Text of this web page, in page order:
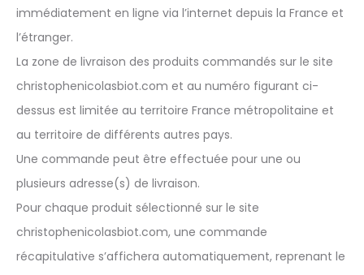
immédiatement en ligne via l’internet depuis la France et
l’étranger.
La zone de livraison des produits commandés sur le site
christophenicolasbiot.com et au numéro figurant ci-
dessus est limitée au territoire France métropolitaine et
au territoire de différents autres pays.
Une commande peut être effectuée pour une ou
plusieurs adresse(s) de livraison.
Pour chaque produit sélectionné sur le site
christophenicolasbiot.com, une commande
récapitulative s’affichera automatiquement, reprenant le